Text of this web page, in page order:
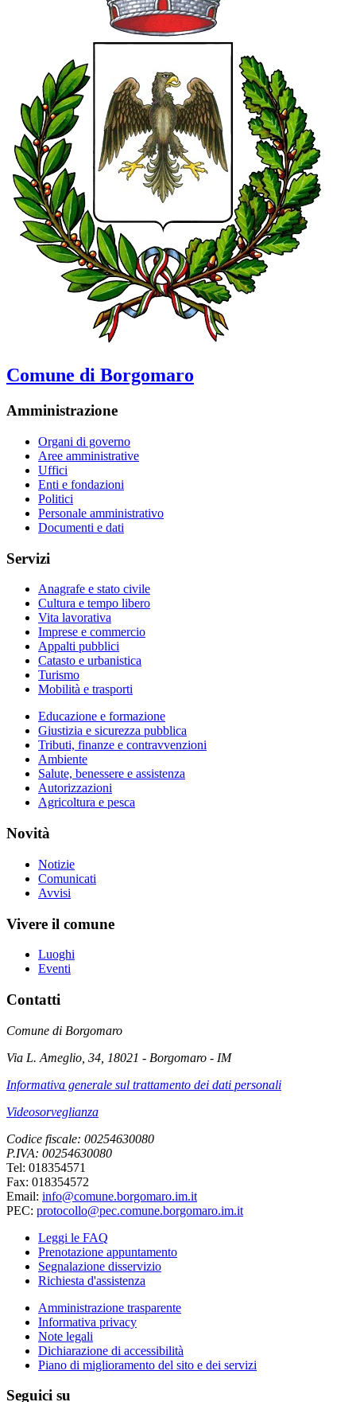
Comune di Borgomaro
Amministrazione
Organi di governo
Aree amministrative
Uffici
Enti e fondazioni
Politici
Personale amministrativo
Documenti e dati
Servizi
Anagrafe e stato civile
Cultura e tempo libero
Vita lavorativa
Imprese e commercio
Appalti pubblici
Catasto e urbanistica
Turismo
Mobilità e trasporti
Educazione e formazione
Giustizia e sicurezza pubblica
Tributi, finanze e contravvenzioni
Ambiente
Salute, benessere e assistenza
Autorizzazioni
Agricoltura e pesca
Novità
Notizie
Comunicati
Avvisi
Vivere il comune
Luoghi
Eventi
Contatti
Comune di Borgomaro
Via L. Ameglio, 34, 18021 - Borgomaro - IM
Informativa generale sul trattamento dei dati personali
Videosorveglianza
Codice fiscale: 00254630080
P.IVA: 00254630080
Tel: 018354571
Fax: 018354572
Email: info@comune.borgomaro.im.it
PEC: protocollo@pec.comune.borgomaro.im.it
Leggi le FAQ
Prenotazione appuntamento
Segnalazione disservizio
Richiesta d'assistenza
Amministrazione trasparente
Informativa privacy
Note legali
Dichiarazione di accessibilità
Piano di miglioramento del sito e dei servizi
Seguici su